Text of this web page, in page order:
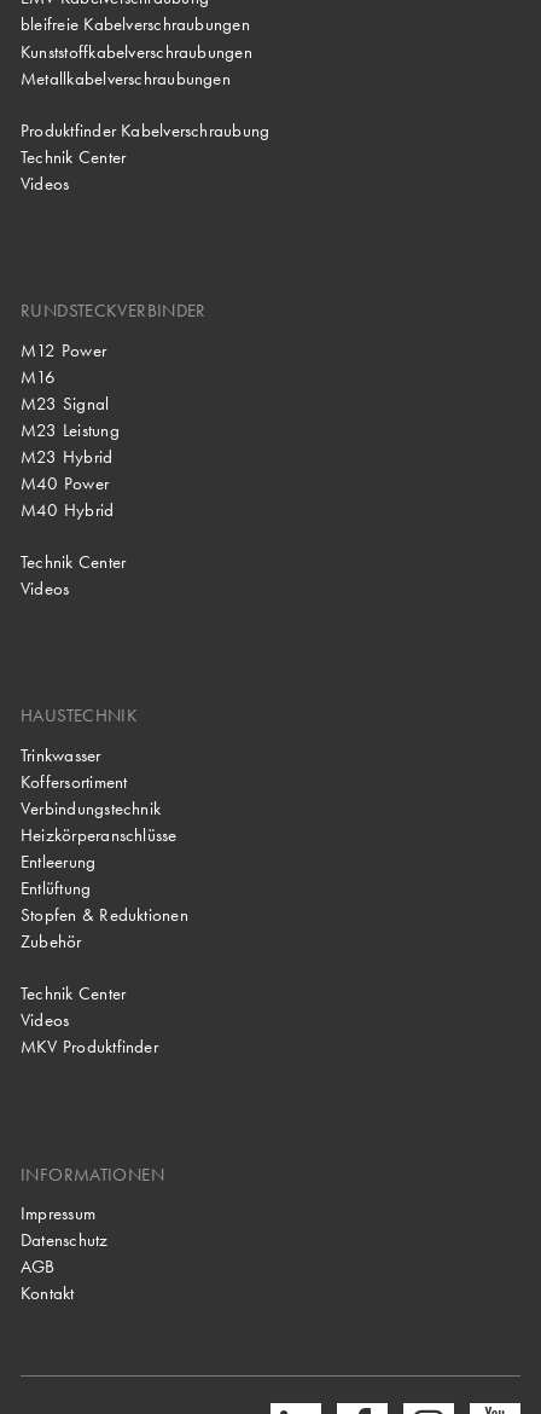
bleifreie Kabelverschraubungen
Kunststoffkabelverschraubungen
Metallkabelverschraubungen
Produktfinder Kabelverschraubung
Technik Center
Videos
RUNDSTECKVERBINDER
M12 Power
M16
M23 Signal
M23 Leistung
M23 Hybrid
M40 Power
M40 Hybrid
Technik Center
Videos
HAUSTECHNIK
Trinkwasser
Koffersortiment
Verbindungstechnik
Heizkörperanschlüsse
Entleerung
Entlüftung
Stopfen & Reduktionen
Zubehör
Technik Center
Videos
MKV Produktfinder
INFORMATIONEN
Impressum
Datenschutz
AGB
Kontakt